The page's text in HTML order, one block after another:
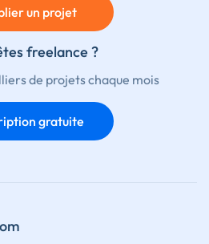
un projet
freelance ?
de projets chaque mois
gratuite